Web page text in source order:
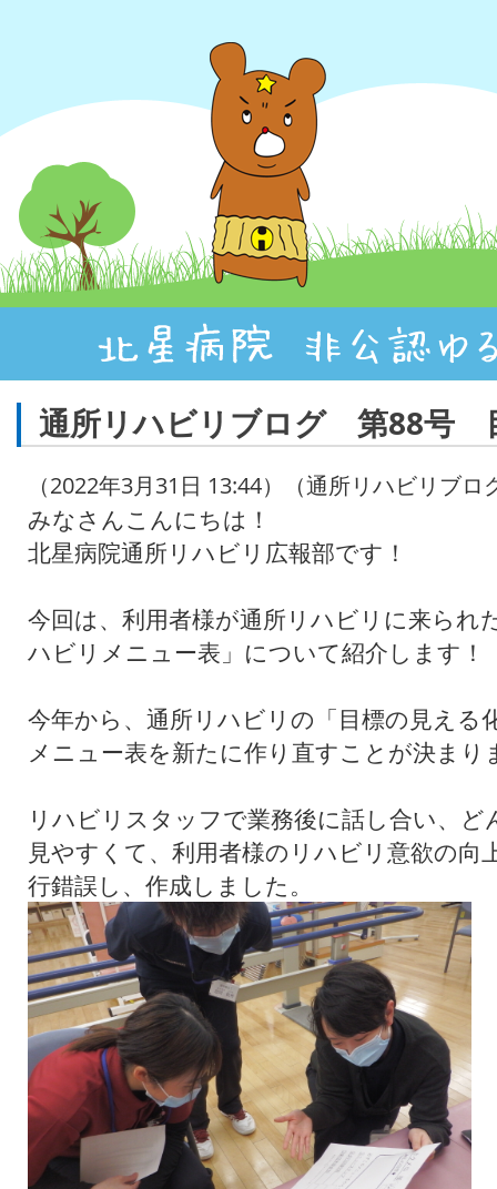
通所リハビリブログ 第88号
（2022年3月31日 13:44）（通所リハビリブロ
みなさんこんにちは！
北星病院通所リハビリ広報部です！
今回は、利用者様が通所リハビリに来られ
ハビリメニュー表」について紹介します！
今年から、通所リハビリの「目標の見える
メニュー表を新たに作り直すことが決まり
リハビリスタッフで業務後に話し合い、
見やすくて、利用者様のリハビリ意欲の向
行錯誤し、作成しました。